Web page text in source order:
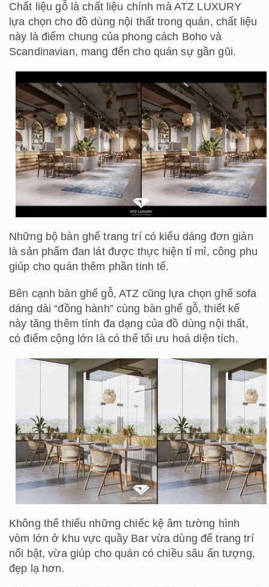
Chất liệu gỗ là chất liệu chính mà ATZ LUXURY
lựa chọn cho đồ dùng nội thất trong quán, chất liệu
này là điểm chung của phong cách Boho và
Scandinavian, mang đến cho quán sự gần gũi.
Những bộ bàn ghế trang trí có kiểu dáng đơn giản
là sản phẩm đan lát được thực hiện tỉ mỉ, công phu
giúp cho quán thêm phần tinh tế.
Bên cạnh bàn ghế gỗ, ATZ cũng lựa chọn ghế sofa
dáng dài “đồng hành” cùng bàn ghế gỗ, thiết kế
này tăng thêm tính đa dạng của đồ dùng nội thất,
có điểm cộng lớn là có thể tối ưu hoá diện tích.
Không thể thiếu những chiếc kệ âm tường hình
vòm lớn ở khu vực quầy Bar vừa dùng để trang trí
nổi bật, vừa giúp cho quán có chiều sâu ấn tượng,
đẹp lạ hơn.